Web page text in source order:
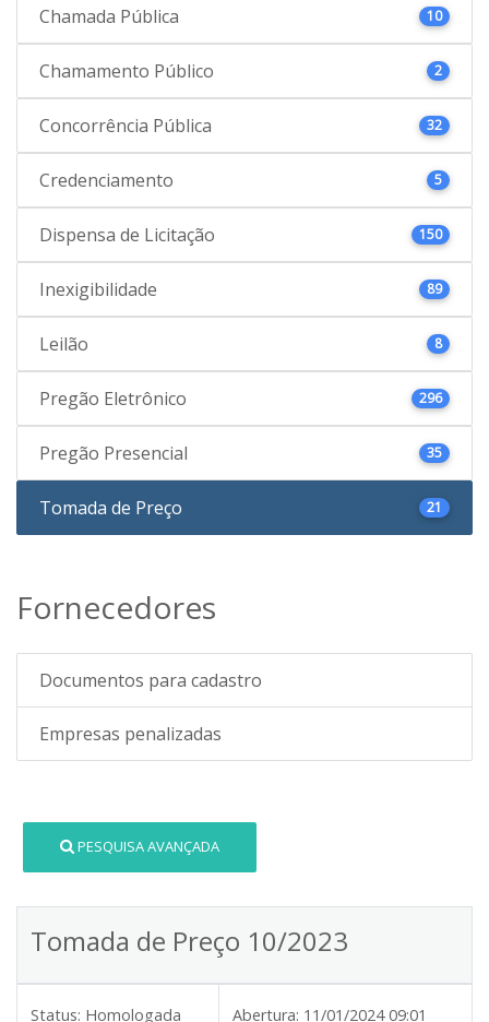
Chamada Pública 10
Chamamento Público 2
Concorrência Pública 32
Credenciamento 5
Dispensa de Licitação 150
Inexigibilidade 89
Leilão 8
Pregão Eletrônico 296
Pregão Presencial 35
Tomada de Preço 21
Fornecedores
Documentos para cadastro
Empresas penalizadas
PESQUISA AVANÇADA
Tomada de Preço 10/2023
Status: Homologada Abertura: 11/01/2024 09:01